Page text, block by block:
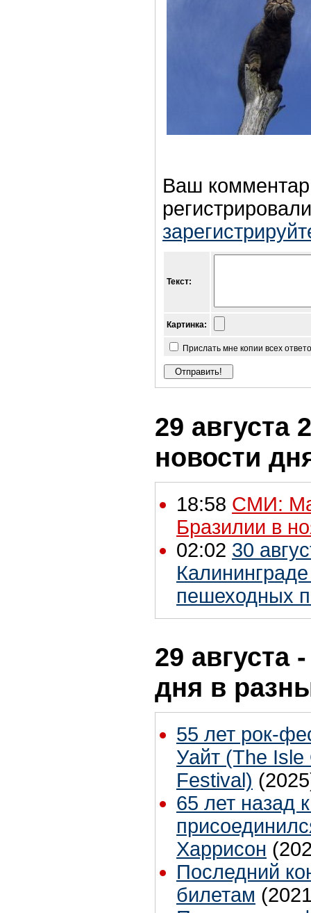
Ваш
Текст:
Картинка:
Прислать мне копии всех
29 августа
новости
18:58 СМИ:
Бразилии в
02:02 30
пешеходных
29 августа
дня в
55 лет рок-
Уайт (The Isle
Festival)
65 лет назад
Харрисон
Последний
билетам